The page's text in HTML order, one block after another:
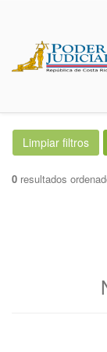
0 resultados